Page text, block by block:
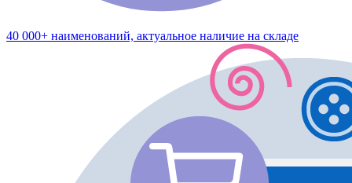
40 000+ наименований, актуальное наличие на складе